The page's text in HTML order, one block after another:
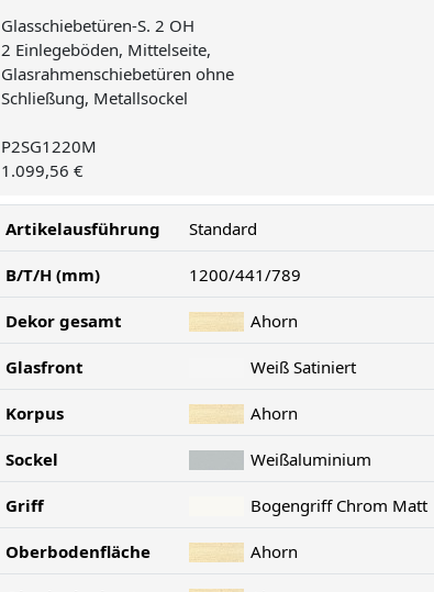
Glasschiebetüren-S. 2 OH
2 Einlegeböden, Mittelseite,
Glasrahmenschiebetüren ohne
Schließung, Metallsockel
P2SG1220M
1.099,56 €
Artikelausführung Standard
B/T/H (mm) 1200/441/789
Dekor gesamt Ahorn
Glasfront Weiß Satiniert
Korpus Ahorn
Sockel Weißaluminium
Griff Bogengriff Chrom Matt
Oberbodenfläche Ahorn